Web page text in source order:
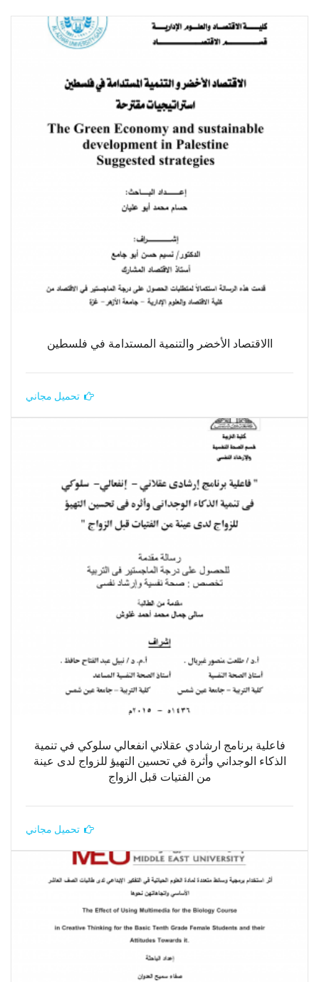
االاقتصاد الأخضر والتنمية المستدامة في فلسطين
تحميل مجاني
فاعلية برنامج ارشادي عقلاني انفعالي سلوكي في تنمية
الذكاء الوجداني وأثرة في تحسين التهيؤ للزواج لدى عينة
من الفتيات قبل الزواج
تحميل مجاني